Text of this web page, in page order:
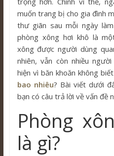
muốn trang bị cho gia đình
thư giãn sau mỗi ngày
phòng xông hơi khô là
xông được người dùng
nhiên, vẫn còn nhiều
hiện vì băn khoăn không biết
bao nhiêu? Bài viết dưới
bạn có câu trả lời về vấn đề
Phòng
là gì?